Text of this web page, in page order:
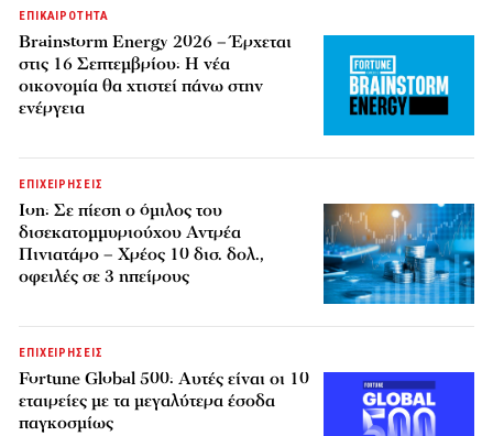
ΕΠΙΚΑΙΡΟΤΗΤΑ
Brainstorm Energy 2026 – Έρχεται
στις 16 Σεπτεμβρίου: Η νέα
οικονομία θα χτιστεί πάνω στην
ενέργεια
ΕΠΙΧΕΙΡΗΣΕΙΣ
Ion: Σε πίεση ο όμιλος του
δισεκατομμυριούχου Αντρέα
Πινιατάρο – Χρέος 10 δισ. δολ.,
οφειλές σε 3 ηπείρους
ΕΠΙΧΕΙΡΗΣΕΙΣ
Fortune Global 500: Αυτές είναι οι 10
εταιρείες με τα μεγαλύτερα έσοδα
παγκοσμίως